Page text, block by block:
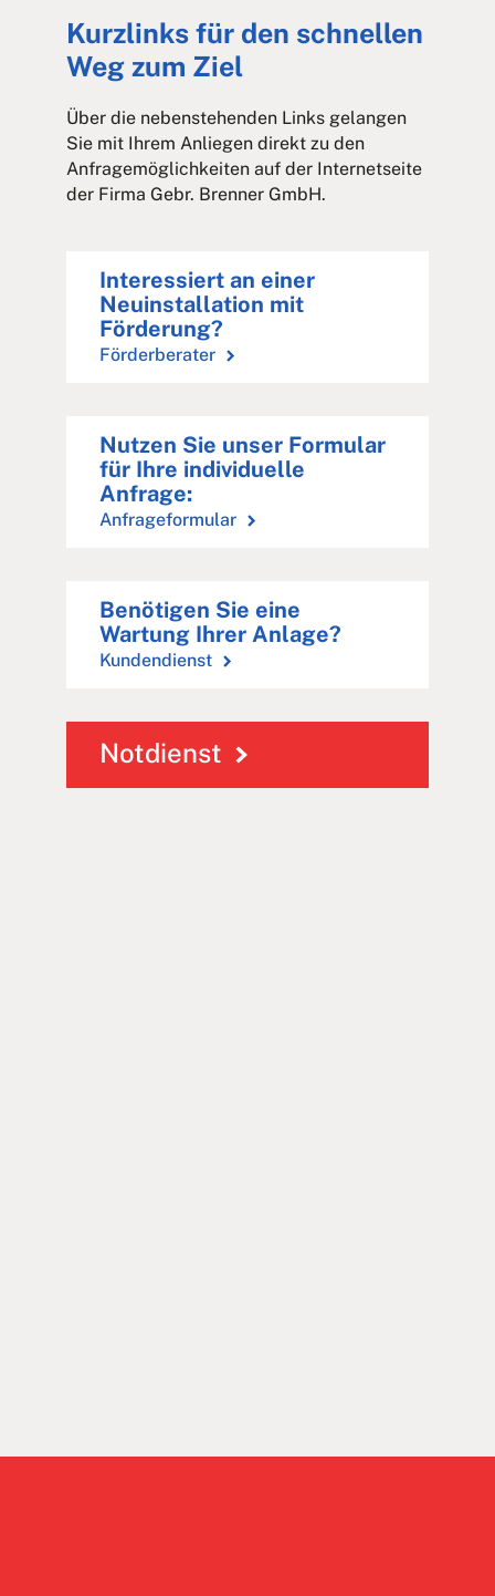
Kurzlinks für den schnellen
Weg zum Ziel
Über die nebenstehenden Links gelangen
Sie mit Ihrem Anliegen direkt zu den
Anfragemöglichkeiten auf der Internetseite
der Firma Gebr. Brenner GmbH.
Interessiert an einer
Neuinstallation mit
Förderung?
Förderberater
Nutzen Sie unser Formular
für Ihre individuelle
Anfrage:
Anfrageformular
Benötigen Sie eine
Wartung Ihrer Anlage?
Kundendienst
Notdienst